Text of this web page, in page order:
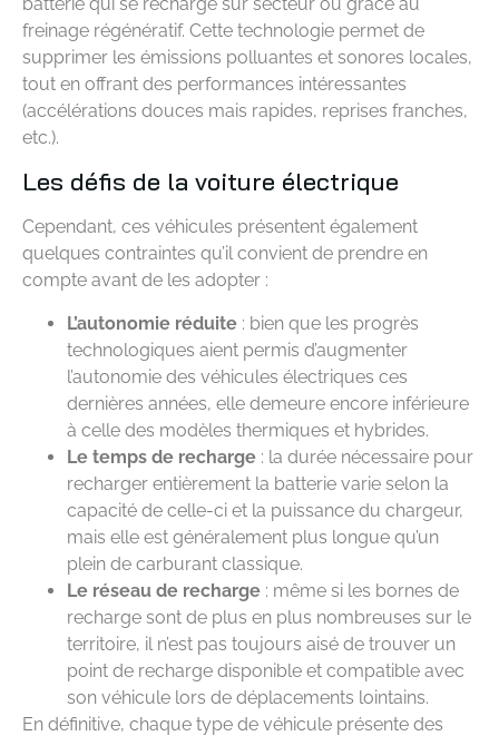
freinage régénératif. Cette technologie permet de
supprimer les émissions polluantes et sonores locales,
tout en offrant des performances intéressantes
(accélérations douces mais rapides, reprises franches,
etc.).
Les défis de la voiture électrique
Cependant, ces véhicules présentent également
quelques contraintes qu’il convient de prendre en
compte avant de les adopter :
L’autonomie réduite : bien que les progrès
technologiques aient permis d’augmenter
l’autonomie des véhicules électriques ces
dernières années, elle demeure encore inférieure
à celle des modèles thermiques et hybrides.
Le temps de recharge : la durée nécessaire pour
recharger entièrement la batterie varie selon la
capacité de celle-ci et la puissance du chargeur,
mais elle est généralement plus longue qu’un
plein de carburant classique.
Le réseau de recharge : même si les bornes de
recharge sont de plus en plus nombreuses sur le
territoire, il n’est pas toujours aisé de trouver un
point de recharge disponible et compatible avec
son véhicule lors de déplacements lointains.
En définitive, chaque type de véhicule présente des